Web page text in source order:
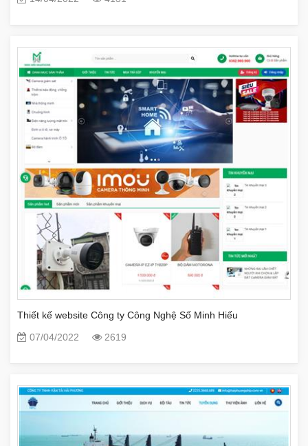
Thiết kế website Công ty Công Nghệ Số Minh Hiếu
07/04/2022
2619